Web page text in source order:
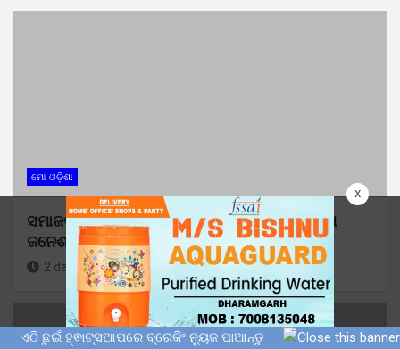
x
ମୋ ଓଡ଼ିଶା
ସମାଜବାଦୀ ପାର୍ଟି ପକ୍ଷରୁ ପାଳିତ ହେଲା ଛୋଟ ଲୋହିଆ
ଜନେଶ୍ୱର ମିଶ୍ରଙ୍କ ଜନ୍ମ ଦିବସ
2 days ago Sunil Kumar Dhangadamajhi
ଏଠି ଛୁଇଁ ହ୍ଵାଟ୍ସଆପରେ ବ୍ରେକିଂ ନ୍ୟୁଜ ପାଆନ୍ତୁ